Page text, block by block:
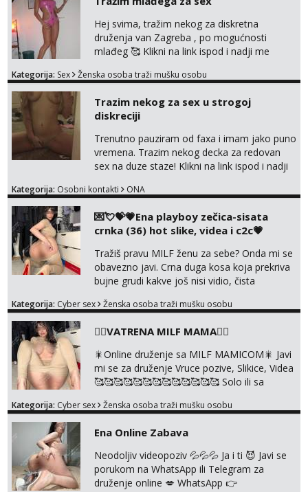
Hej svima, tražim nekog za diskretna
druženja van Zagreba , po mogućnosti
mlađeg 🥰 Klikni na link ispod i nadji me
Kategorija: Sex Ženska osoba traži mušku osobu
Trazim nekog za sex u strogoj
diskreciji
Trenutno pauziram od faxa i imam jako puno
vremena. Trazim nekog decka za redovan
sex na duze staze! Klikni na link ispod i nadji
Kategorija: Osobni kontakti ONA
💌💘💝💗Ena playboy zečica-sisata
crnka (36) hot slike, videa i c2c💗
Tražiš pravu MILF ženu za sebe? Onda mi se
obavezno javi. Crna duga kosa koja prekriva
bujne grudi kakve još nisi vidio, čista
pričam. Prave pune usne koje će ti se urezati
Uvijek sam spremna za ONLOINE zabavu.
Volim vruće u porukama uz pokoju fotku.
Radim slikice i videa po tvojoj želji te imam
raznih mater...
Kategorija: Cyber sex Ženska osoba traži mušku osobu
❤️‍🔥VATRENA MILF MAMA❤️‍🔥
🎇Online druženje sa MILF MAMICOM🎇 Javi
mi se za druženje Vruce pozive, Slikice, Videa
🥰🥰🥰🥰🥰🥰🥰🥰🥰🥰🥰🥰🥰 Solo ili sa
WhatsApp ili Telegram WhatsApp 👉
@enafriedrichkis 🤬NE RADIM SASTANKE I
DRUZENJA UZIVO🤬
Kategorija: Cyber sex Ženska osoba traži mušku osobu
Ena Online Zabava
Neodoljiv videopoziv 💦💦💦 Ja i ti 😈 Javi se
porukom na WhatsApp ili Telegram za
druženje online 💋 WhatsApp 👉